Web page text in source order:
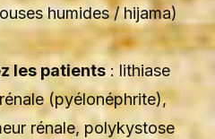
humides / hijama)
les patients : lithiase
(pyélonéphrite),
rénale, polykystose